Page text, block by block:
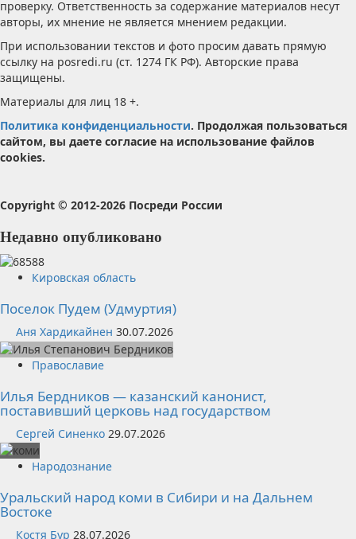
проверку. Ответственность за содержание материалов несут
авторы, их мнение не является мнением редакции.
При использовании текстов и фото просим давать прямую
ссылку на posredi.ru (ст. 1274 ГК РФ). Авторские права
защищены.
Материалы для лиц 18 +.
Политика конфиденциальности. Продолжая пользоваться
сайтом, вы даете согласие на использование файлов
cookies.
Copyright © 2012-2026 Посреди России
Недавно опубликовано
Кировская область
Поселок Пудем (Удмуртия)
Аня Хардикайнен 30.07.2026
Православие
Илья Бердников — казанский канонист,
поставивший церковь над государством
Сергей Синенко 29.07.2026
Народознание
Уральский народ коми в Сибири и на Дальнем
Востоке
Костя Бур 28.07.2026